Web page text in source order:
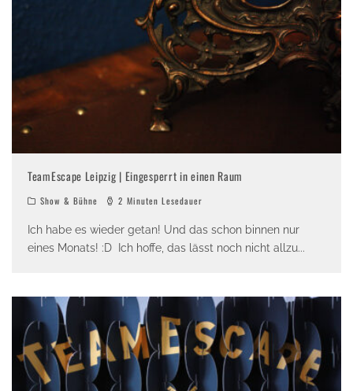
TeamEscape Leipzig | Eingesperrt in einen Raum
Show & Bühne 2 Minuten Lesedauer
Ich habe es wieder getan! Und das schon binnen nur
eines Monats! :D Ich hoffe, das lässt noch nicht allzu...